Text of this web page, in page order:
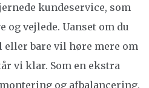
kundeservice, som
vejlede. Uanset om du
bare vil høre mere om
vi klar. Som en ekstra
og afbalancering,